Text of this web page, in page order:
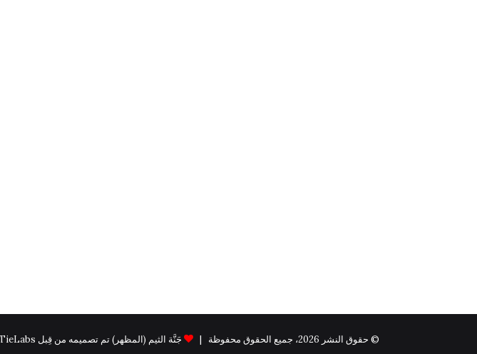
© حقوق النشر 2026، جميع الحقوق محفوظة | جَنَّة الثيم (المظهر) تم تصميمه من قِبل TieLabs | مُستضاف بفخر